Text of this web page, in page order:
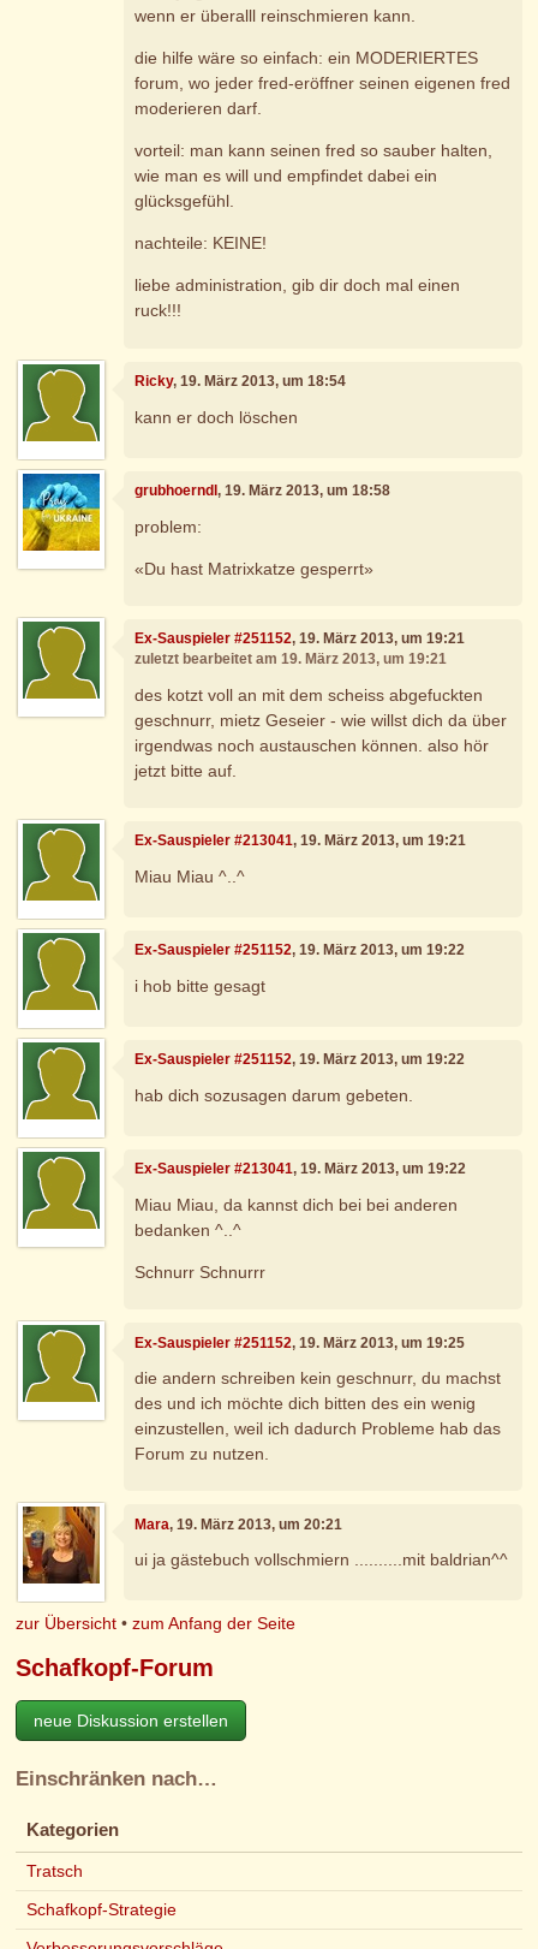
wenn er überalll reinschmieren kann.
die hilfe wäre so einfach: ein MODERIERTES
forum, wo jeder fred-eröffner seinen eigenen fred
moderieren darf.
vorteil: man kann seinen fred so sauber halten,
wie man es will und empfindet dabei ein
glücksgefühl.
nachteile: KEINE!
liebe administration, gib dir doch mal einen
ruck!!!
Ricky, 19. März 2013, um 18:54
kann er doch löschen
grubhoerndl, 19. März 2013, um 18:58
problem:
«Du hast Matrixkatze gesperrt»
Ex-Sauspieler #251152, 19. März 2013, um 19:21
zuletzt bearbeitet am 19. März 2013, um 19:21
des kotzt voll an mit dem scheiss abgefuckten
geschnurr, mietz Geseier - wie willst dich da über
irgendwas noch austauschen können. also hör
jetzt bitte auf.
Ex-Sauspieler #213041, 19. März 2013, um 19:21
Miau Miau ^..^
Ex-Sauspieler #251152, 19. März 2013, um 19:22
i hob bitte gesagt
Ex-Sauspieler #251152, 19. März 2013, um 19:22
hab dich sozusagen darum gebeten.
Ex-Sauspieler #213041, 19. März 2013, um 19:22
Miau Miau, da kannst dich bei bei anderen
bedanken ^..^
Schnurr Schnurrr
Ex-Sauspieler #251152, 19. März 2013, um 19:25
die andern schreiben kein geschnurr, du machst
des und ich möchte dich bitten des ein wenig
einzustellen, weil ich dadurch Probleme hab das
Forum zu nutzen.
Mara, 19. März 2013, um 20:21
ui ja gästebuch vollschmiern ..........mit baldrian^^
zur Übersicht •zum Anfang der Seite
Schafkopf-Forum
neue Diskussion erstellen
Einschränken nach…
Kategorien
Tratsch
Schafkopf-Strategie